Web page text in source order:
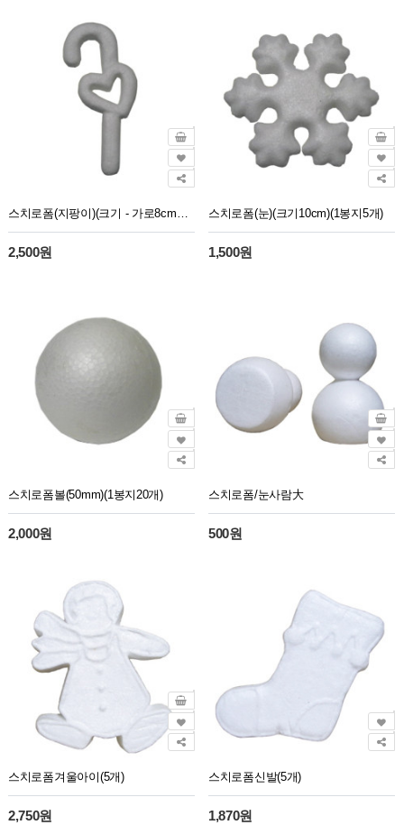
2,500원
스치로폼(눈)(크기10cm)(1봉지5개)
1,500원
스치로폼볼(50mm)(1봉지20개)
2,000원
스치로폼/눈사람大
500원
스치로폼겨울아이(5개)
2,750원
스치로폼신발(5개)
1,870원